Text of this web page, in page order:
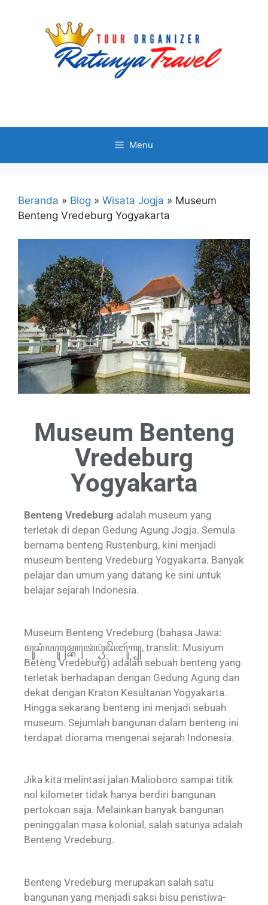
Menu
Beranda » Blog » Wisata Jogja » Museum
Benteng Vredeburg Yogyakarta
Museum Benteng
Vredeburg
Yogyakarta
Benteng Vredeburg adalah museum yang
terletak di depan Gedung Agung Jogja. Semula
bernama benteng Rustenburg, kini menjadi
museum benteng Vredeburg Yogyakarta. Banyak
pelajar dan umum yang datang ke sini untuk
belajar sejarah Indonesia.
Museum Benteng Vredeburg (bahasa Jawa:
ꦩꦸꦱꦶꦪꦸꦩ꧀ꦧꦺꦠꦺꦁꦮ꦳ꦽꦢꦼꦧꦸꦂꦒ꧀, translit: Musiyum
Bètèng Vredeburg) adalah sebuah benteng yang
terletak berhadapan dengan Gedung Agung dan
dekat dengan Kraton Kesultanan Yogyakarta.
Hingga sekarang benteng ini menjadi sebuah
museum. Sejumlah bangunan dalam benteng ini
terdapat diorama mengenai sejarah Indonesia.
Jika kita melintasi jalan Malioboro sampai titik
nol kilometer tidak hanya berdiri bangunan
pertokoan saja. Melainkan banyak bangunan
peninggalan masa kolonial, salah satunya adalah
Benteng Vredeburg.
Benteng Vredeburg merupakan salah satu
bangunan yang menjadi saksi bisu peristiwa-